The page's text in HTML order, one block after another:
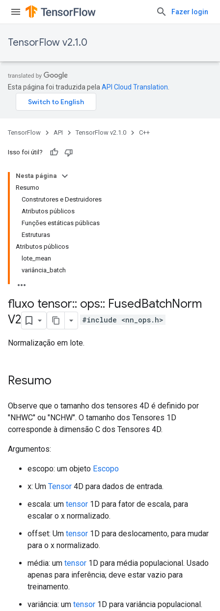
Fazer login
TensorFlow v2.1.0
Esta página foi traduzida pela API Cloud Translation
TensorFlow API TensorFlow v2.1.0 C++
Isso foi útil?
Nesta página
Resumo
Construtores e Destruidores
Atributos públicos
Funções estáticas públicas
Estruturas
Atributos públicos
lote_mean
variância_batch
fluxo tensor:: ops:: FusedBatchNorm
V2
#include <nn_ops.h>
Normalização em lote.
Resumo
Observe que o tamanho dos tensores 4D é definido por
"NHWC" ou "NCHW". O tamanho dos Tensores 1D
corresponde à dimensão C dos Tensores 4D.
Argumentos:
escopo: um objeto Escopo
x: Um Tensor 4D para dados de entrada.
escala: um tensor 1D para fator de escala, para
escalar o x normalizado.
offset: Um tensor 1D para deslocamento, para mudar
para o x normalizado.
média: um tensor 1D para média populacional. Usado
apenas para inferência; deve estar vazio para
treinamento.
variância: um tensor 1D para variância populacional.